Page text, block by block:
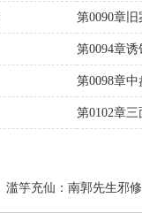
第0090章旧
第0094章
第0098章
第0102章
滥竽充仙：南郭先生邪